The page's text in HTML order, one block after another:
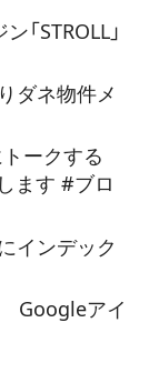
「STROLL」
ダネ物件メ
ークする
ます #ブロ
インデック
Googleアイ